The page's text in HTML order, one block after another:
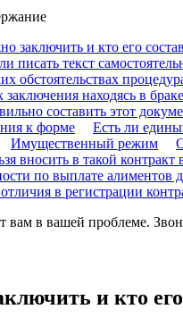
заключить и кто его
писать текст
обстоятельствах
заключения находясь в
составить этот
к форме
Есть ли
Имущественный режим
вносить в такой контракт
по выплате алиментов
в регистрации
в вашей проблеме.
и кто